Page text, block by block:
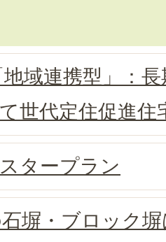
域連携型」：
世代定住促進住
タープラン
塀・ブロック